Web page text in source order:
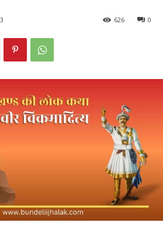
0
626